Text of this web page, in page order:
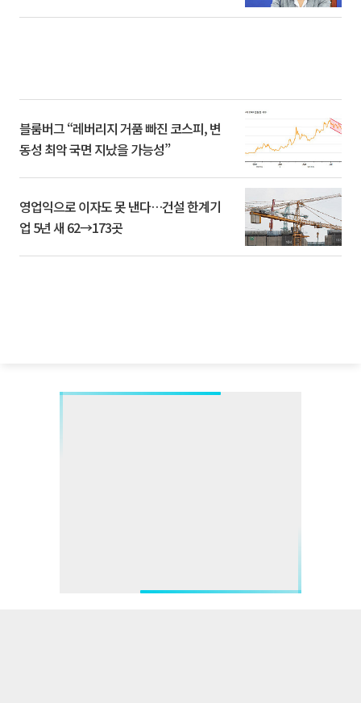
블룸버그 “레버리지 거품 빠진 코스피, 변
동성 최악 국면 지났을 가능성”
영업익으로 이자도 못 낸다…건설 한계기
업 5년 새 62→173곳